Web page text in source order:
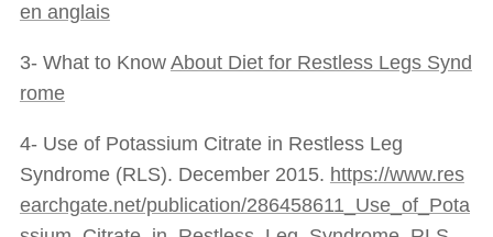
en anglais
3- What to Know About Diet for Restless Legs Synd
rome
4- Use of Potassium Citrate in Restless Leg
Syndrome (RLS). December 2015. https://www.res
earchgate.net/publication/286458611_Use_of_Pota